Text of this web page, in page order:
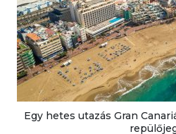
Egy hetes utazás Gran